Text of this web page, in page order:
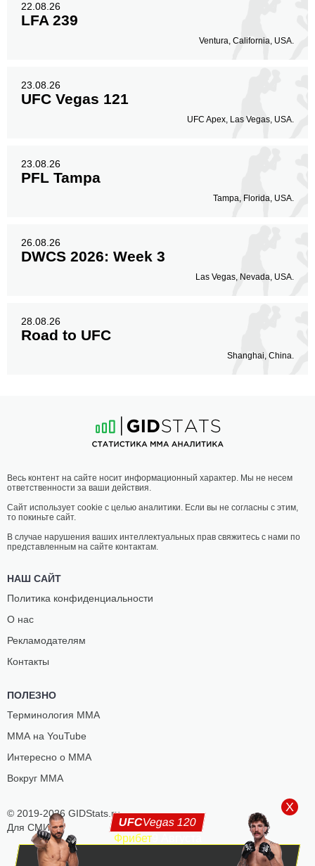
22.08.26
LFA 239
Ventura, California, USA.
23.08.26
UFC Vegas 121
UFC Apex, Las Vegas, USA.
23.08.26
PFL Tampa
Tampa, Florida, USA.
26.08.26
DWCS 2026: Week 3
Las Vegas, Nevada, USA.
28.08.26
Road to UFC
Shanghai, China.
© 2019-2026 GIDStats.ru
Для СМИ
Весь контент на сайте носит информационный характер. Мы не несем
ответственности за ваши действия.
Сайт использует cookie с целью аналитики. Если вы не согласны с этим,
то покиньте сайт.
В случае нарушения ваших интеллектуальных прав свяжитесь с нами по
представленным на сайте контактам.
НАШ САЙТ
Политика конфиденциальности
О нас
Рекламодателям
Контакты
ПОЛЕЗНО
Терминология ММА
ММА на YouTube
Интересно о ММА
Вокруг ММА
UFCVegas 120
9 Августа
Фрибет
X